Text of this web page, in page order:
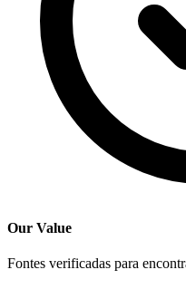
Our Value
Fontes verificadas para